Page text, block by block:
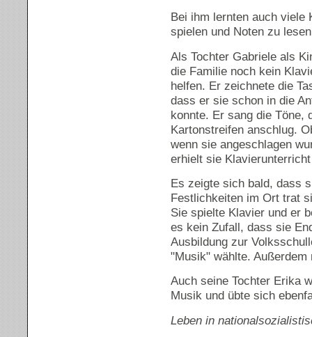
Bei ihm lernten auch viele
spielen und Noten zu
Als Tochter Gabriele als
die Familie noch kein
helfen. Er zeichnete die
dass er sie schon in die
konnte. Er sang die Töne,
Kartonstreifen anschlug.
wenn sie angeschlagen
erhielt sie
Es zeigte sich bald, dass
Festlichkeiten im Ort trat
Sie spielte Klavier und er
es kein Zufall, dass sie
Ausbildung zur
"Musik" wählte.
Auch seine Tochter Erika
Musik und übte sich
Leben in